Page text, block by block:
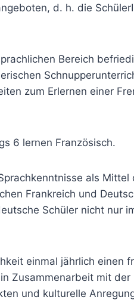
d. h. die
Bereich
zum Erlernen einer
6 lernen Französisch.
als Mittel
Frankreich und
Schüler nicht nur
einmal jährlich einen
Zusammenarbeit mit der
und kulturelle